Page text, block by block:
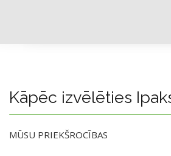
Kāpēc izvēlēties
MŪSU PRIEKŠROCĪBAS